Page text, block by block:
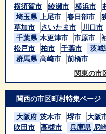
横須賀市
綾瀬市 横浜市
埼玉県
上尾市 春日部市
草加市
さいたま市 川口市
千葉県 木更津市 市原市
松戸市
柏市 千葉市 茨城
群馬県 高崎市
前橋市
関東の市
関西の市区町村特集ページ
大阪府 茨木市 堺市 大阪
吹田市
高槻市 兵庫県 尼